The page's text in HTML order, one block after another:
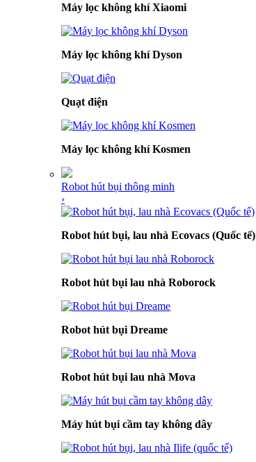
Máy lọc không khí Xiaomi
Máy lọc không khí Dyson
Quạt điện
Máy lọc không khí Kosmen
Robot hút bụi thông minh
›
Robot hút bụi, lau nhà Ecovacs (Quốc tế)
Robot hút bụi lau nhà Roborock
Robot hút bụi Dreame
Robot hút bụi lau nhà Mova
Máy hút bụi cầm tay không dây